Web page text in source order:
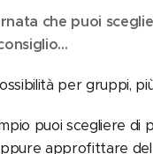
che puoi
per gruppi,
puoi scegliere di
approfittare del